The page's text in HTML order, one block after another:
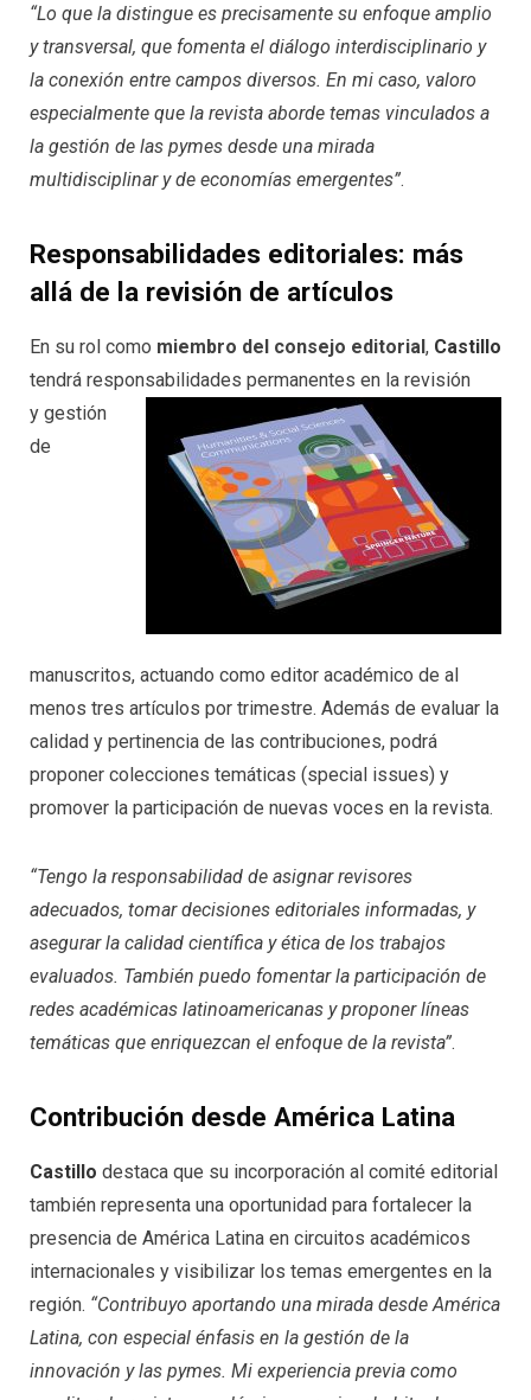
“Lo que la distingue es precisamente su enfoque amplio
y transversal, que fomenta el diálogo interdisciplinario y
la conexión entre campos diversos. En mi caso, valoro
especialmente que la revista aborde temas vinculados a
la gestión de las pymes desde una mirada
multidisciplinar y de economías emergentes”.
Responsabilidades editoriales: más
allá de la revisión de artículos
En su rol como miembro del consejo editorial, Castillo
tendrá responsabilidades permanentes en la revisión
y gestión
de
manuscritos, actuando como editor académico de al
menos tres artículos por trimestre. Además de evaluar la
calidad y pertinencia de las contribuciones, podrá
proponer colecciones temáticas (special issues) y
promover la participación de nuevas voces en la revista.
“Tengo la responsabilidad de asignar revisores
adecuados, tomar decisiones editoriales informadas, y
asegurar la calidad científica y ética de los trabajos
evaluados. También puedo fomentar la participación de
redes académicas latinoamericanas y proponer líneas
temáticas que enriquezcan el enfoque de la revista”.
Contribución desde América Latina
Castillo destaca que su incorporación al comité editorial
también representa una oportunidad para fortalecer la
presencia de América Latina en circuitos académicos
internacionales y visibilizar los temas emergentes en la
región. “Contribuyo aportando una mirada desde América
Latina, con especial énfasis en la gestión de la
innovación y las pymes. Mi experiencia previa como